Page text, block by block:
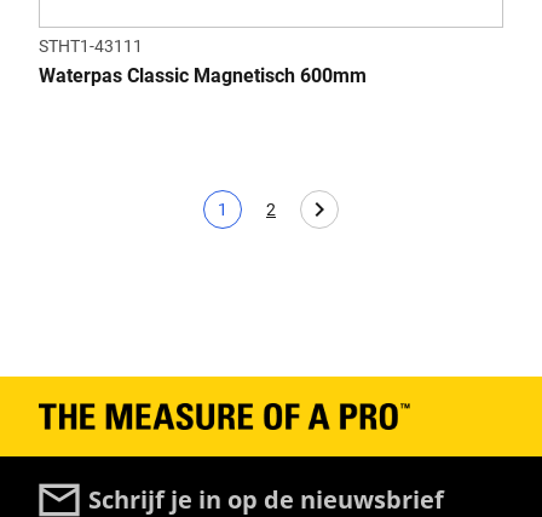
STHT1-43111
Waterpas Classic Magnetisch 600mm
Huidige pagina
1
Page
2
Schrijf je in op de nieuwsbrief